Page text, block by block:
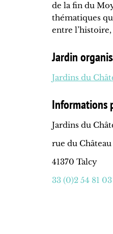
de la fin du
thématiques
entre
Jardin
Jardins du
Informations
Jardins du
rue du Château
41370 Talcy
33 (0)2 54 81